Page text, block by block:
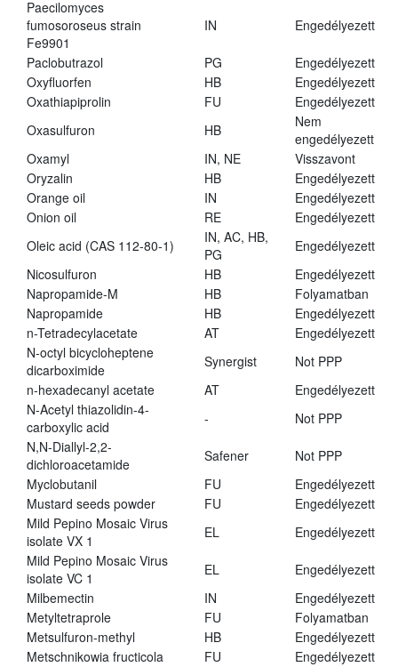
Paecilomyces
fumosoroseus strain
Fe9901
IN Engedélyezett
Paclobutrazol PG
Engedélyezett
Oxyfluorfen
HB
Engedélyezett
Oxathiapiprolin
FU
Engedélyezett
Oxasulfuron
HB
Nem
engedélyezett
Oxamyl
IN, NE
Visszavont
Oryzalin
HB
Engedélyezett
Orange oil
IN
Engedélyezett
Onion oil
RE
Engedélyezett
Oleic acid (CAS 112-80-1)
IN, AC, HB,
PG
Engedélyezett
Nicosulfuron
HB
Engedélyezett
Napropamide-M
HB
Folyamatban
Napropamide
HB
Engedélyezett
n-Tetradecylacetate
AT
Engedélyezett
N-octyl bicycloheptene
dicarboximide
Synergist
Not PPP
n-hexadecanyl acetate
AT
Engedélyezett
N-Acetyl thiazolidin-4-
carboxylic acid
-
Not PPP
N,N-Diallyl-2,2-
dichloroacetamide
Safener
Not PPP
Myclobutanil
FU
Engedélyezett
Mustard seeds powder
FU
Engedélyezett
Mild Pepino Mosaic Virus
isolate VX 1
EL
Engedélyezett
Mild Pepino Mosaic Virus
isolate VC 1
EL
Engedélyezett
Milbemectin
IN
Engedélyezett
Metyltetraprole
FU
Folyamatban
Metsulfuron-methyl
HB
Engedélyezett
Metschnikowia fructicola
FU Engedélyezett